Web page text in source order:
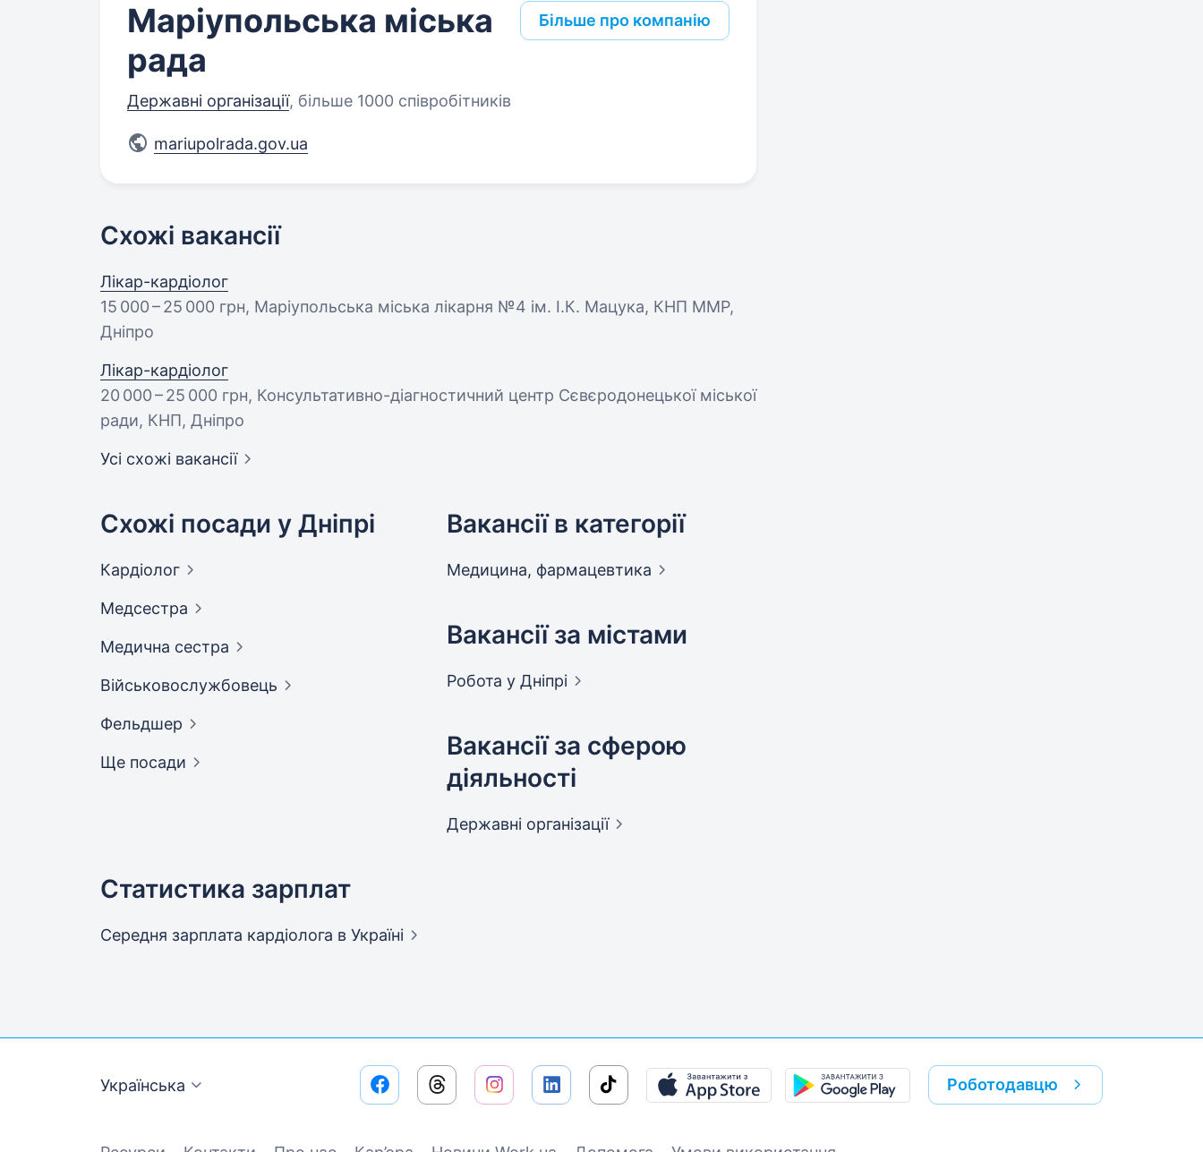
Маріупольська міська
рада
Державні організації, більше 1000 співробітників
Більше про компанію
mariupolrada.gov.ua
Схожі вакансії
Лікар-кардіолог
15 000 – 25 000 грн, Маріупольська міська лікарня №4 ім. І.К. Мацука, КНП ММР,
Дніпро
Лікар-кардіолог
20 000 – 25 000 грн, Консультативно-діагностичний центр Сєвєродонецької міської
ради, КНП, Дніпро
Усі схожі вакансії
Схожі посади у Дніпрі
Кардіолог
Медсестра
Медична сестра
Військовослужбовець
Фельдшер
Ще посади
Вакансії в категорії
Медицина, фармацевтика
Вакансії за містами
Робота у Дніпрі
Вакансії за сферою
діяльності
Державні організації
Статистика зарплат
Середня зарплата кардіолога в Україні
Українська Роботодавцю